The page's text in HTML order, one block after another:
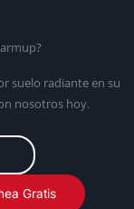
suelo radiante en su
nosotros hoy.
Gratis